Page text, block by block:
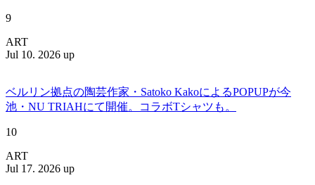
9
ART
Jul 10. 2026 up
ベルリン拠点の陶芸作家・Satoko KakoによるPOPUPが今
池・NU TRIAHにて開催。コラボTシャツも。
10
ART
Jul 17. 2026 up